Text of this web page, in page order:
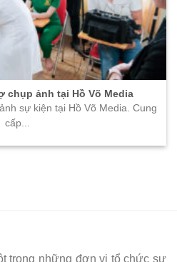
chụp ảnh tại Hồ Võ Media
sự kiện tại Hồ Võ Media. Cung
cấp...
trong những đơn vị tổ chức sự